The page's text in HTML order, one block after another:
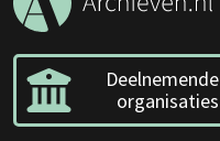
Deelnemende
organisaties